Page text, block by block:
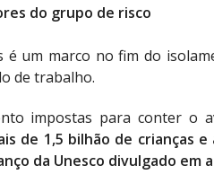
do grupo de risco
é um marco no fim do
de trabalho.
impostas para conter o
de 1,5 bilhão de crianças
da Unesco divulgado em